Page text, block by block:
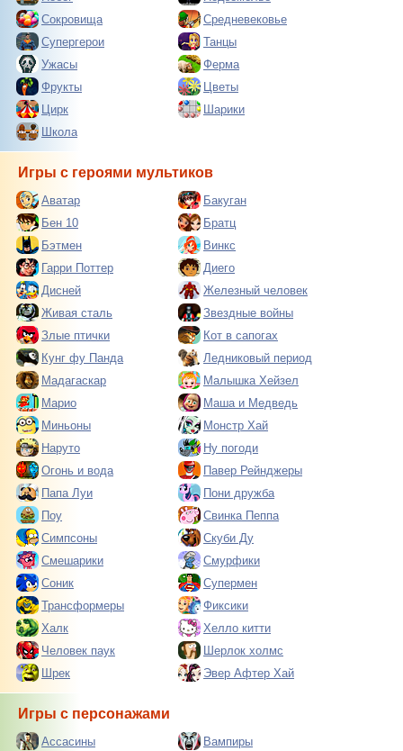
Сокровища
Средневековье
Супергерои
Танцы
Ужасы
Ферма
Фрукты
Цветы
Цирк
Шарики
Школа
Игры с героями мультиков
Аватар
Бакуган
Бен 10
Братц
Бэтмен
Винкс
Гарри Поттер
Диего
Дисней
Железный человек
Живая сталь
Звездные войны
Злые птички
Кот в сапогах
Кунг фу Панда
Ледниковый период
Мадагаскар
Малышка Хейзел
Марио
Маша и Медведь
Миньоны
Монстр Хай
Наруто
Ну погоди
Огонь и вода
Павер Рейнджеры
Папа Луи
Пони дружба
Поу
Свинка Пеппа
Симпсоны
Скуби Ду
Смешарики
Смурфики
Соник
Супермен
Трансформеры
Фиксики
Халк
Хелло китти
Человек паук
Шерлок холмс
Шрек
Эвер Афтер Хай
Игры с персонажами
Ассасины
Вампиры